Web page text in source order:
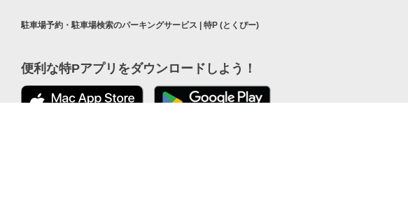
駐車場予約・駐車場検索のパーキングサービス | 特P (とくぴー)
便利な特Pアプリをダウンロードしよう！